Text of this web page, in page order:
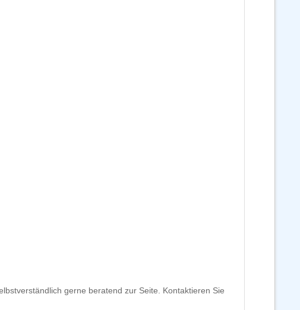
gerne beratend zur Seite. Kontaktieren Sie